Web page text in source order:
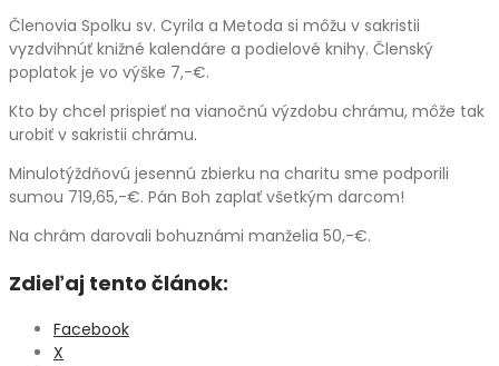
Členovia Spolku sv. Cyrila a Metoda si môžu v sakristii
vyzdvihnúť knižné kalendáre a podielové knihy. Členský
poplatok je vo výške 7,-€.
Kto by chcel prispieť na vianočnú výzdobu chrámu, môže tak
urobiť v sakristii chrámu.
Minulotýždňovú jesennú zbierku na charitu sme podporili
sumou 719,65,-€. Pán Boh zaplať všetkým darcom!
Na chrám darovali bohuznámi manželia 50,-€.
Zdieľaj tento článok:
Facebook
X